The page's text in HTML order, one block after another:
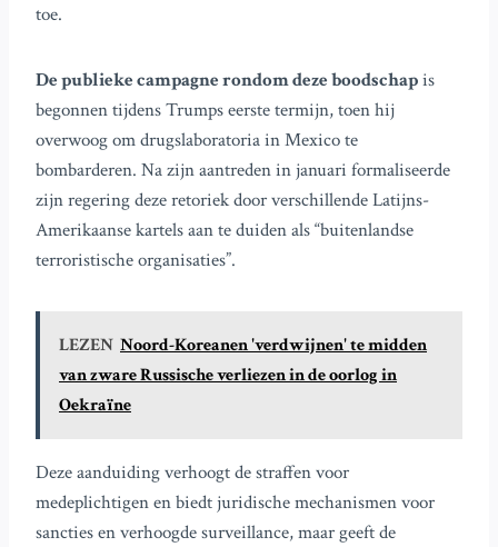
toe.
De publieke campagne rondom deze boodschapis
begonnen tijdens Trumps eerste termijn, toen hij
overwoog om drugslaboratoria in Mexico te
bombarderen. Na zijn aantreden in januari formaliseerde
zijn regering deze retoriek door verschillende Latijns-
Amerikaanse kartels aan te duiden als “buitenlandse
terroristische organisaties”.
LEZEN Noord-Koreanen 'verdwijnen' te midden
van zware Russische verliezen in de oorlog in
Oekraïne
Deze aanduiding verhoogt de straffen voor
medeplichtigen en biedt juridische mechanismen voor
sancties en verhoogde surveillance, maar geeft de